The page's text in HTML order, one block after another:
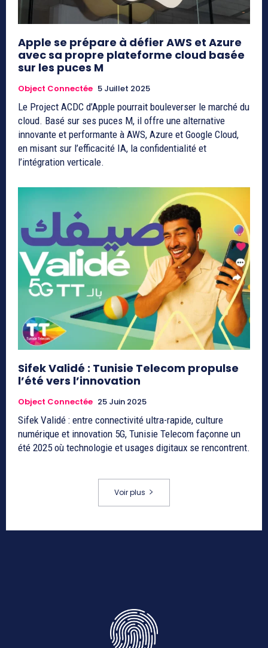
Apple se prépare à défier AWS et Azure
avec sa propre plateforme cloud basée
sur les puces M
Object Connectée 5 Juillet 2025
Le Project ACDC d’Apple pourrait bouleverser le marché du
cloud. Basé sur ses puces M, il offre une alternative
innovante et performante à AWS, Azure et Google Cloud,
en misant sur l’efficacité IA, la confidentialité et
l’intégration verticale.
Sifek Validé : Tunisie Telecom propulse
l’été vers l’innovation
Object Connectée 25 Juin 2025
Sifek Validé : entre connectivité ultra-rapide, culture
numérique et innovation 5G, Tunisie Telecom façonne un
été 2025 où technologie et usages digitaux se rencontrent.
Voir plus